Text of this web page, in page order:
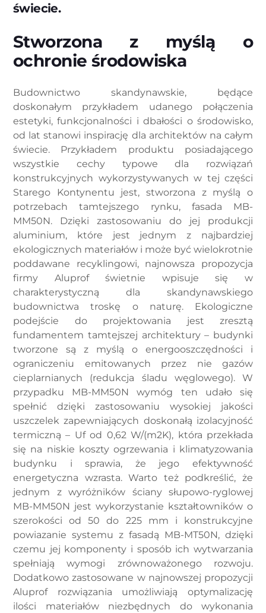
świecie.
Stworzona z myślą o
ochronie środowiska
Budownictwo skandynawskie, będące
doskonałym przykładem udanego połączenia
estetyki, funkcjonalności i dbałości o środowisko,
od lat stanowi inspirację dla architektów na całym
świecie. Przykładem produktu posiadającego
wszystkie cechy typowe dla rozwiązań
konstrukcyjnych wykorzystywanych w tej części
Starego Kontynentu jest, stworzona z myślą o
potrzebach tamtejszego rynku, fasada MB-
MM50N. Dzięki zastosowaniu do jej produkcji
aluminium, które jest jednym z najbardziej
ekologicznych materiałów i może być wielokrotnie
poddawane recyklingowi, najnowsza propozycja
firmy Aluprof świetnie wpisuje się w
charakterystyczną dla skandynawskiego
budownictwa troskę o naturę. Ekologiczne
podejście do projektowania jest zresztą
fundamentem tamtejszej architektury – budynki
tworzone są z myślą o energooszczędności i
ograniczeniu emitowanych przez nie gazów
cieplarnianych (redukcja śladu węglowego). W
przypadku MB-MM50N wymóg ten udało się
spełnić dzięki zastosowaniu wysokiej jakości
uszczelek zapewniających doskonałą izolacyjność
termiczną – Uf od 0,62 W/(m2K), która przekłada
się na niskie koszty ogrzewania i klimatyzowania
budynku i sprawia, że jego efektywność
energetyczna wzrasta. Warto też podkreślić, że
jednym z wyróżników ściany słupowo-ryglowej
MB-MM50N jest wykorzystanie kształtowników o
szerokości od 50 do 225 mm i konstrukcyjne
powiazanie systemu z fasadą MB-MT50N, dzięki
czemu jej komponenty i sposób ich wytwarzania
spełniają wymogi zrównoważonego rozwoju.
Dodatkowo zastosowane w najnowszej propozycji
Aluprof rozwiązania umożliwiają optymalizację
ilości materiałów niezbędnych do wykonania